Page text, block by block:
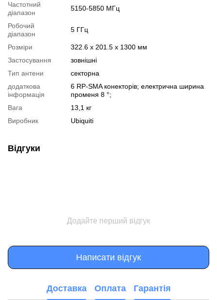
Частотний
діапазон
5150-5850 МГц
Робочий
діапазон
5 ГГц
Розміри
322.6 x 201.5 x 1300 мм
Застосування
зовнішні
Тип антени
секторна
додаткова
інформація
6 RP-SMA конекторів; електрична ширина
променя 8 °;
Вага
13,1 кг
Виробник
Ubiquiti
Відгуки
Додайте перший відгук
Написати відгук
Доставка Оплата Гарантія